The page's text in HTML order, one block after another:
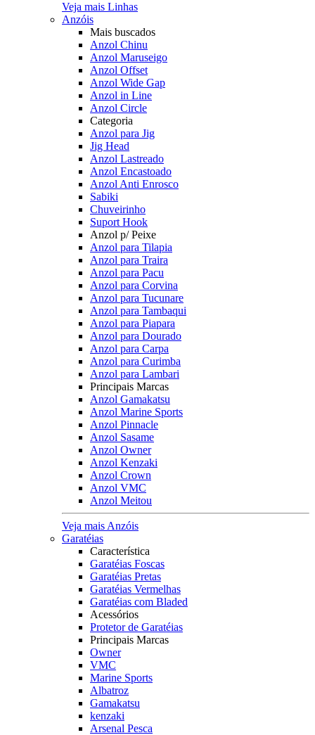
Veja mais Linhas
Anzóis
Mais buscados
Anzol Chinu
Anzol Maruseigo
Anzol Offset
Anzol Wide Gap
Anzol in Line
Anzol Circle
Categoria
Anzol para Jig
Jig Head
Anzol Lastreado
Anzol Encastoado
Anzol Anti Enrosco
Sabiki
Chuveirinho
Suport Hook
Anzol p/ Peixe
Anzol para Tilapia
Anzol para Traira
Anzol para Pacu
Anzol para Corvina
Anzol para Tucunare
Anzol para Tambaqui
Anzol para Piapara
Anzol para Dourado
Anzol para Carpa
Anzol para Curimba
Anzol para Lambari
Principais Marcas
Anzol Gamakatsu
Anzol Marine Sports
Anzol Pinnacle
Anzol Sasame
Anzol Owner
Anzol Kenzaki
Anzol Crown
Anzol VMC
Anzol Meitou
Veja mais Anzóis
Garatéias
Característica
Garatéias Foscas
Garatéias Pretas
Garatéias Vermelhas
Garatéias com Bladed
Acessórios
Protetor de Garatéias
Principais Marcas
Owner
VMC
Marine Sports
Albatroz
Gamakatsu
kenzaki
Arsenal Pesca